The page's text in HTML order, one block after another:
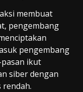
membuat
pengembang
pengembang
ikut
siber dengan